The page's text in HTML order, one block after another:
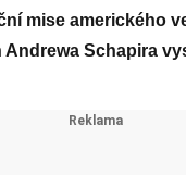
mise amerického
­Andrewa Schapira